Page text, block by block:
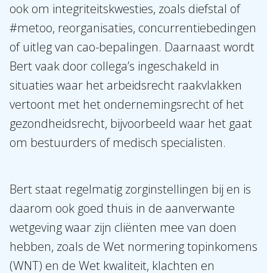
Topics
Internationaal
Nieuws
NL EN DE FR
ook om integriteitskwesties, zoals diefstal of
#metoo, reorganisaties, concurrentiebedingen
of uitleg van cao-bepalingen. Daarnaast wordt
Bert vaak door collega’s ingeschakeld in
situaties waar het arbeidsrecht raakvlakken
vertoont met het ondernemingsrecht of het
gezondheidsrecht, bijvoorbeeld waar het gaat
om bestuurders of medisch specialisten.
Bert staat regelmatig zorginstellingen bij en is
daarom ook goed thuis in de aanverwante
wetgeving waar zijn cliënten mee van doen
hebben, zoals de Wet normering topinkomens
(WNT) en de Wet kwaliteit, klachten en